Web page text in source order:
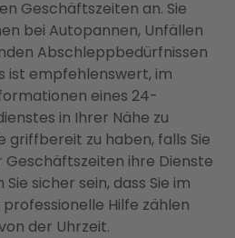
Geschäftszeiten an. Sie
bei Autopannen, Unfällen
Abschleppbedürfnissen
ist empfehlenswert, im
eines 24-
in Ihrer Nähe zu
griffbereit zu haben, falls Sie
ihre Dienste
sicher sein, dass Sie im
Hilfe zählen
der Uhrzeit.